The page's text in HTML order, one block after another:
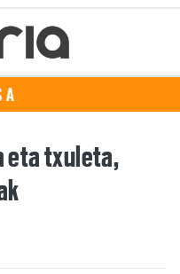
eta txuleta,